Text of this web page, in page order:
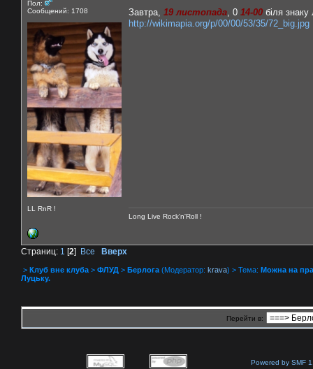
Пол:
Сообщений: 1708
LL RnR !
Завтра, 19 листопада , 0 14-00 біля
http://wikimapia.org/p/00/00/53/35/72_big.jpg
Long Live Rock'n'Roll !
Страниц: 1 [2] Все Вверх
> Клуб вне клуба > ФЛУД > Берлога (Модератор: krava) > Тема: Можна на
Луцьку.
Перейти в:
Powered by SMF